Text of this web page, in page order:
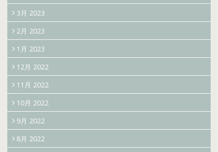
3月 2023
2月 2023
1月 2023
12月 2022
11月 2022
10月 2022
9月 2022
8月 2022